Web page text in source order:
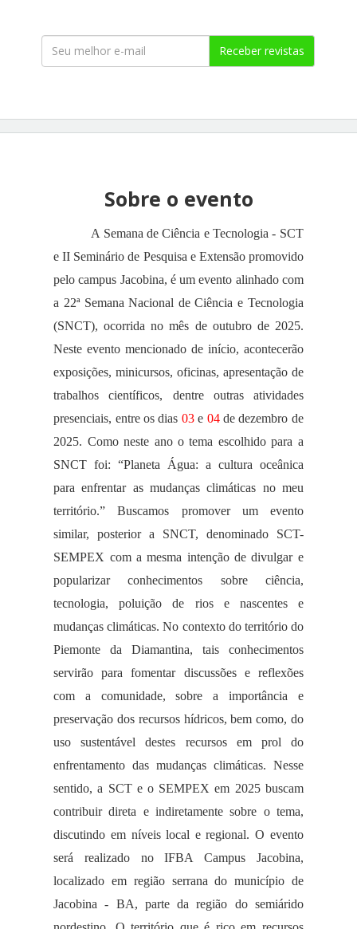
Receber revistas
Sobre o evento
A Semana de Ciência e Tecnologia - SCT
e II Seminário de Pesquisa e Extensão promovido
pelo campus Jacobina, é um evento alinhado com
a 22ª Semana Nacional de Ciência e Tecnologia
(SNCT), ocorrida no mês de outubro de 2025.
Neste evento mencionado de início, acontecerão
exposições, minicursos, oficinas, apresentação de
trabalhos científicos, dentre outras atividades
presenciais, entre os dias 03e 04de dezembro de
2025. Como neste ano o tema escolhido para a
SNCT foi: “Planeta Água: a cultura oceânica
para enfrentar as mudanças climáticas no meu
território.” Buscamos promover um evento
similar, posterior a SNCT, denominado SCT-
SEMPEX com a mesma intenção de divulgar e
popularizar conhecimentos sobre ciência,
tecnologia, poluição de rios e nascentes e
mudanças climáticas. No contexto do território do
Piemonte da Diamantina, tais conhecimentos
servirão para fomentar discussões e reflexões
com a comunidade, sobre a importância e
preservação dos recursos hídricos, bem como, do
uso sustentável destes recursos em prol do
enfrentamento das mudanças climáticas. Nesse
sentido, a SCT e o SEMPEX em 2025 buscam
contribuir direta e indiretamente sobre o tema,
discutindo em níveis local e regional. O evento
será realizado no IFBA Campus Jacobina,
localizado em região serrana do município de
Jacobina - BA, parte da região do semiárido